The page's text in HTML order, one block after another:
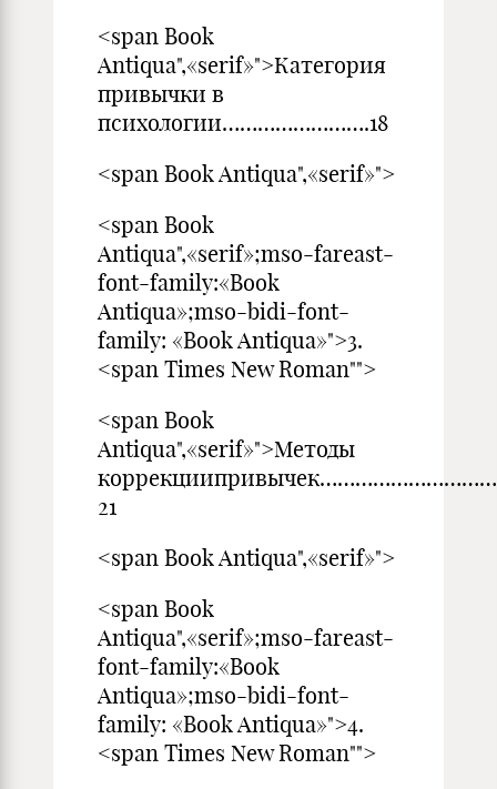
<span Book
Antiqua",«serif»">Категория
привычки в
психологии…………………….18
<span Book Antiqua",«serif»">
<span Book
Antiqua",«serif»;mso-fareast-
font-family:«Book
Antiqua»;mso-bidi-font-
family: «Book Antiqua»">3.
<span Times New Roman"">
<span Book
Antiqua",«serif»">Методы
21
<span Book Antiqua",«serif»">
<span Book
Antiqua",«serif»;mso-fareast-
font-family:«Book
Antiqua»;mso-bidi-font-
family: «Book Antiqua»">4.
<span Times New Roman"">